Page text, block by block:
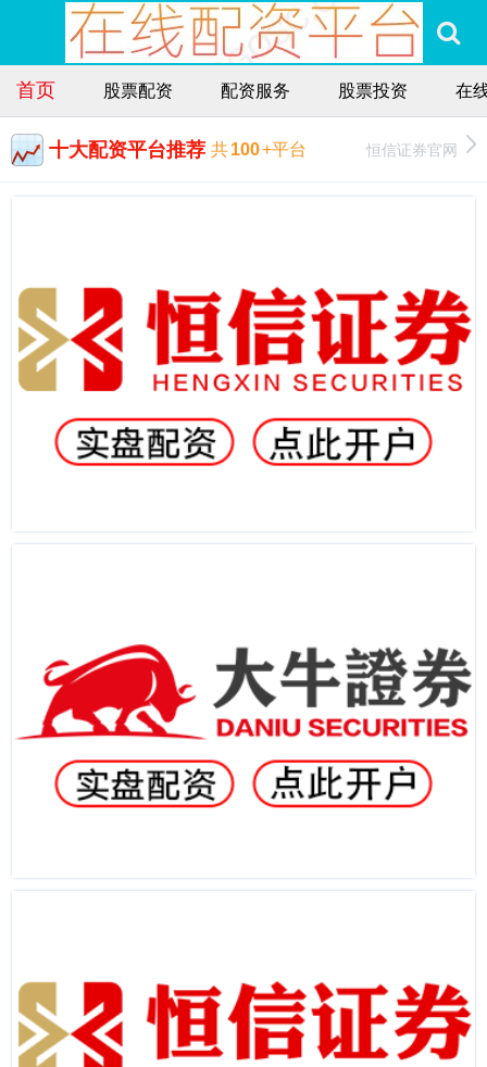
首页 股票配资 配资服务 股票投资 在
十大配资平台推荐 共100+平台 恒信证券官网